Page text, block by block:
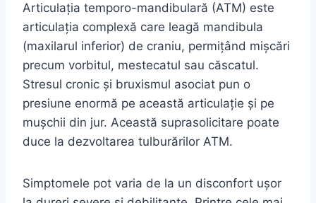
Articulația temporo-mandibulară (ATM) este
articulația complexă care leagă mandibula
(maxilarul inferior) de craniu, permițând mișcări
precum vorbitul, mestecatul sau căscatul.
Stresul cronic și bruxismul asociat pun o
presiune enormă pe această articulație și pe
mușchii din jur. Această suprasolicitare poate
duce la dezvoltarea tulburărilor ATM.
Simptomele pot varia de la un disconfort ușor